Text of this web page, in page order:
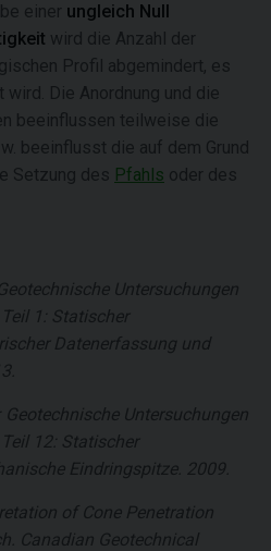
einer ungleich Null
wird die Anzahl der
Profil abgemindert, es
Die Anordnung und die
beeinflussen teilweise die
beeinflusst die auf dem Grund
Setzung des Pfahls oder des
Untersuchungen
1: Statischer
Datenerfassung und
Geotechnische Untersuchungen
12: Statischer
Eindringspitze. 2009.
of Cone Penetration
Canadian Geotechnical